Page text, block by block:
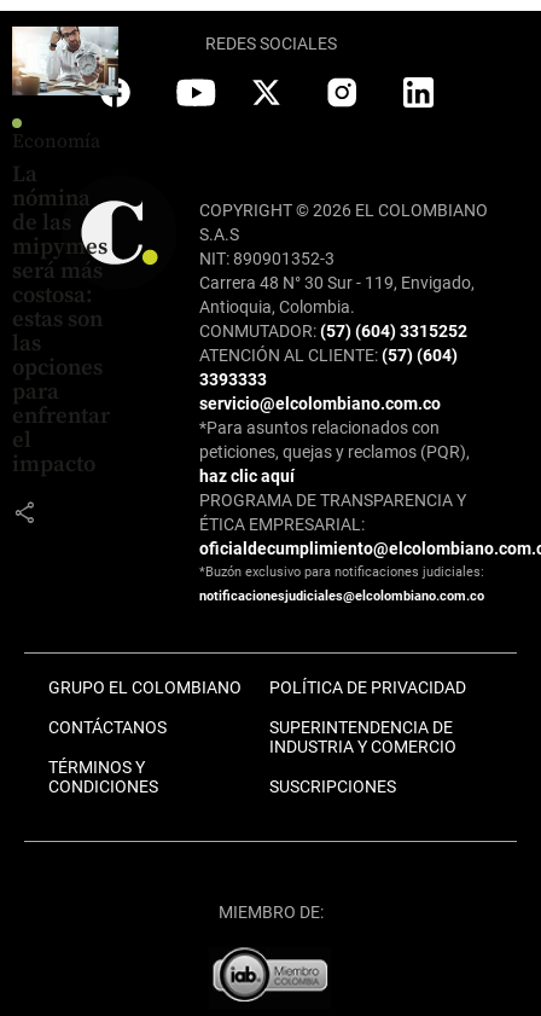
Economía
La
nómina
de las
mipymes
será más
costosa:
estas son
las
opciones
para
enfrentar
el
impacto
share
REDES SOCIALES
COPYRIGHT © 2026 EL COLOMBIANO
S.A.S
NIT: 890901352-3
Carrera 48 N° 30 Sur - 119, Envigado,
Antioquia, Colombia.
CONMUTADOR:(57) (604) 3315252
ATENCIÓN AL CLIENTE:(57) (604)
3393333
servicio@elcolombiano.com.co
*Para asuntos relacionados con
peticiones, quejas y reclamos (PQR),
haz clic aquí
PROGRAMA DE TRANSPARENCIA Y
ÉTICA EMPRESARIAL:
*Buzón exclusivo para notificaciones judiciales:
notificacionesjudiciales@elcolombiano.com.co
GRUPO EL COLOMBIANO
CONTÁCTANOS
TÉRMINOS Y
CONDICIONES
POLÍTICA DE PRIVACIDAD
SUPERINTENDENCIA DE
INDUSTRIA Y COMERCIO
SUSCRIPCIONES
MIEMBRO DE: